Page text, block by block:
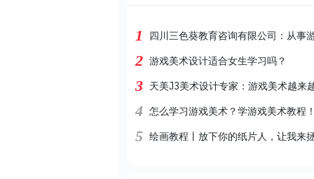
1 四川三色葵教育咨询有限公司：从事
2 游戏美术设计适合女生学习吗？
3 天美J3美术设计专家：游戏美术越来
4 怎么学习游戏美术？学游戏美术教程
5 绘画教程丨放下你的纸片人，让我来